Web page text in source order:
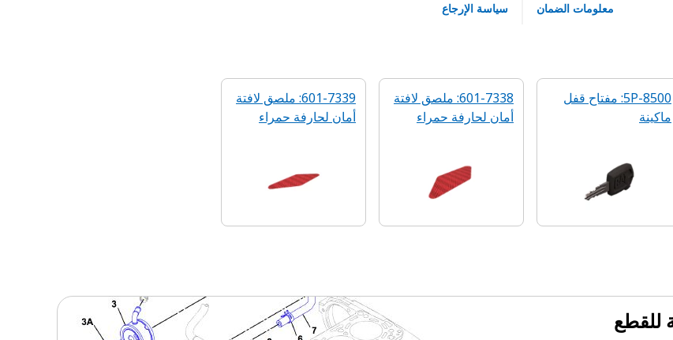
معلومات الضمان سياسة الإرجاع
5P-8500: مفتاح قفل
ماكينة
601-7338: ملصق لافتة
أمان لحارفة حمراء
601-7339: ملصق لافتة
أمان لحارفة حمراء
للقطع